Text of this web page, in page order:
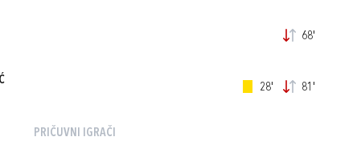
68'
28' 81'
PRIČUVNI IGRAČI